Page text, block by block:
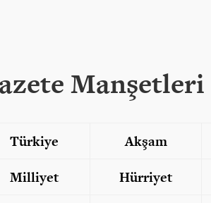
Manşetleri
Türkiye Akşam
Milliyet
Hürriyet